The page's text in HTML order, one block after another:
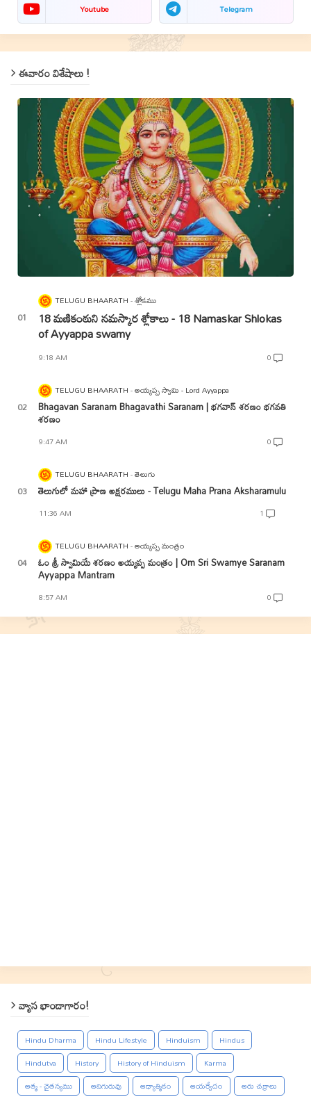
Youtube Telegram
ఈవారం విశేషాలు !
TELUGU BHAARATH శ్లోకము
18 మణికంఠుని నమస్కార శ్లోకాలు - 18 Namaskar Shlokas
of Ayyappa swamy
9:18 AM 0
TELUGU BHAARATH అయ్యప్ప స్వామి - Lord Ayyappa
Bhagavan Saranam Bhagavathi Saranam | భగవాన్ శరణం భగవతి
శరణం
9:47 AM 0
TELUGU BHAARATH తెలుగు
తెలుగులో మహా ప్రాణ అక్షరములు - Telugu Maha Prana Aksharamulu
11:36 AM 1
TELUGU BHAARATH అయ్యప్ప మంత్రం
ఓం శ్రీ స్వామియే శరణం అయ్యప్ప మంత్రం | Om Sri Swamye Saranam
Ayyappa Mantram
8:57 AM 0
వ్యాస భాండాగారం!
Hindu Dharma Hindu Lifestyle Hinduism
Hindus
Hindutva
History History of Hinduism
Karma
ఆత్మ - చైతన్యము
ఆదిగురువు ఆధ్యాత్మికం ఆయర్వేదం ఆరు చక్రాలు